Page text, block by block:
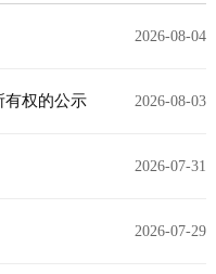
2026-08-04
有权的公示 2026-08-03
2026-07-31
2026-07-29